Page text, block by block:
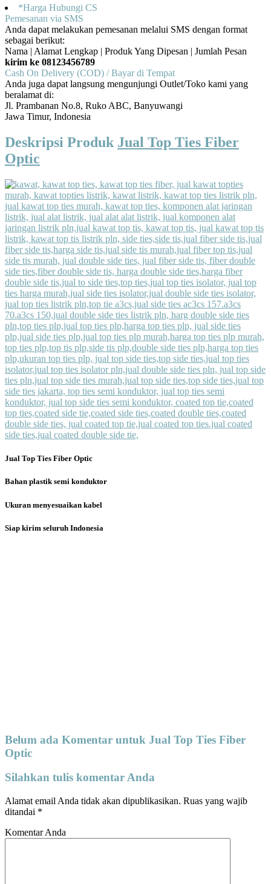
*Harga Hubungi CS
Pemesanan via SMS
Anda dapat melakukan pemesanan melalui SMS dengan format
sebagai berikut:
Nama | Alamat Lengkap | Produk Yang Dipesan | Jumlah Pesan
kirim ke 08123456789
Cash On Delivery (COD) / Bayar di Tempat
Anda juga dapat langsung mengunjungi Outlet/Toko kami yang
beralamat di:
Jl. Prambanan No.8, Ruko ABC, Banyuwangi
Jawa Timur, Indonesia
Deskripsi Produk Jual Top Ties Fiber
Optic
Jual Top Ties Fiber Optic
Bahan plastik semi konduktor
Ukuran menyesuaikan kabel
Siap kirim seluruh Indonesia
Belum ada Komentar untuk Jual Top Ties Fiber
Optic
Silahkan tulis komentar Anda
Alamat email Anda tidak akan dipublikasikan. Ruas yang wajib
ditandai *
Komentar Anda